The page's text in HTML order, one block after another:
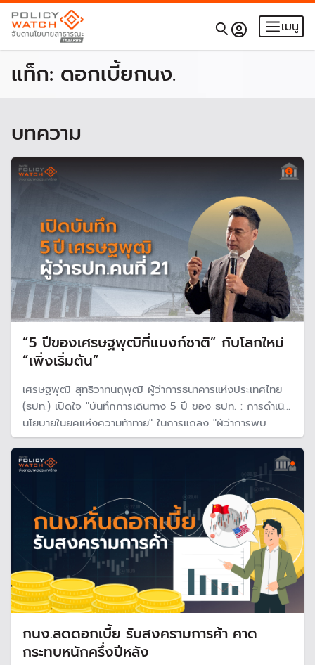
เมนู
แท็ก: ดอกเบี้ยกนง.
บทความ
“5 ปีของเศรษฐพุฒิที่แบงก์ชาติ” กับโลกใหม่
“เพิ่งเริ่มต้น”
เศรษฐพุฒิ สุทธิวาทนฤพุฒิ ผู้ว่าการธนาคารแห่งประเทศไทย
(ธปท.) เปิดใจ "บันทึกการเดินทาง 5 ปี ของ ธปท. : การดำเนิน
นโยบายในยุคแห่งความท้าทาย" ในการแถลง "ผู้ว่าการพบ
สื่อมวลชน (Meet the Press) ครั้งที่ 2/68" ซึ่งเป็นครั้ง
สุดท้ายของ "เศรษฐพุฒิ" ในตำแหน่งผู้ว่าฯ
กนง.ลดดอกเบี้ย รับสงครามการค้า คาด
กระทบหนักครึ่งปีหลัง